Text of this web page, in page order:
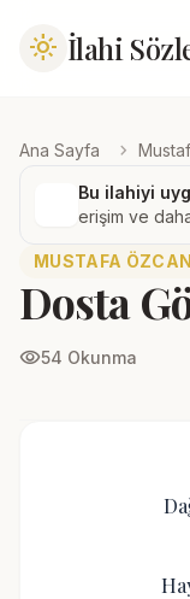
light_mode İlahi
Ana Sayfa chevron_right
Bu ilahiyi
erişim ve
MUSTAFA
Dosta
visibility54 Okunma